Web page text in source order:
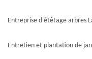
Entreprise d'étêtage arbres
Entretien et plantation de